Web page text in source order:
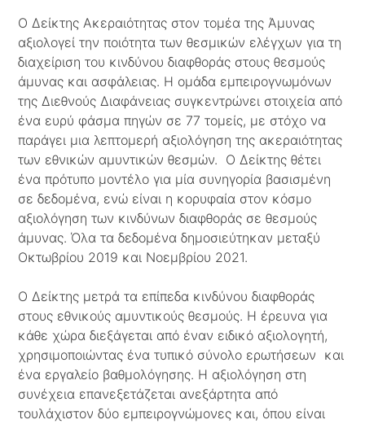
Ο Δείκτης Ακεραιότητας στον τομέα της Άμυνας
αξιολογεί την ποιότητα των θεσμικών ελέγχων για τη
διαχείριση του κινδύνου διαφθοράς στους θεσμούς
άμυνας και ασφάλειας. Η ομάδα εμπειρογνωμόνων
της Διεθνούς Διαφάνειας συγκεντρώνει στοιχεία από
ένα ευρύ φάσμα πηγών σε 77 τομείς, με στόχο να
παράγει μια λεπτομερή αξιολόγηση της ακεραιότητας
των εθνικών αμυντικών θεσμών. Ο Δείκτης θέτει
ένα πρότυπο μοντέλο για μία συνηγορία βασισμένη
σε δεδομένα, ενώ είναι η κορυφαία στον κόσμο
αξιολόγηση των κινδύνων διαφθοράς σε θεσμούς
άμυνας. Όλα τα δεδομένα δημοσιεύτηκαν μεταξύ
Οκτωβρίου 2019 και Νοεμβρίου 2021.
Ο Δείκτης μετρά τα επίπεδα κινδύνου διαφθοράς
στους εθνικούς αμυντικούς θεσμούς. Η έρευνα για
κάθε χώρα διεξάγεται από έναν ειδικό αξιολογητή,
χρησιμοποιώντας ένα τυπικό σύνολο ερωτήσεων και
ένα εργαλείο βαθμολόγησης. Η αξιολόγηση στη
συνέχεια επανεξετάζεται ανεξάρτητα από
τουλάχιστον δύο εμπειρογνώμονες και, όπου είναι